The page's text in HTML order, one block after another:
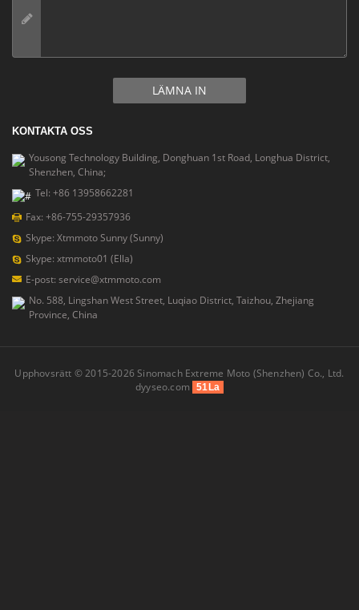
LÄMNA IN
KONTAKTA OSS
Yousong Technology Building, Donghuan 1st Road, Longhua District,
Shenzhen, China;
Tel: +86 13958662281
Fax: +86-755-29357936
Skype: Xtmmoto Sunny (Sunny)
Skype: xtmmoto01 (Ella)
E-post: service@xtmmoto.com
No. 588, Lingshan West Street, Luqiao District, Taizhou, Zhejiang
Province, China
Upphovsrätt © 2015-2026 Sinomach Extreme Moto (Shenzhen) Co., Ltd.
dyyseo.com
51La